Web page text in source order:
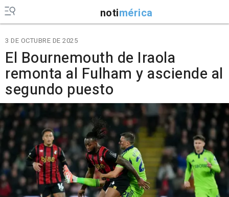
notimérica
3 DE OCTUBRE DE 2025
El Bournemouth de Iraola
remonta al Fulham y asciende al
segundo puesto